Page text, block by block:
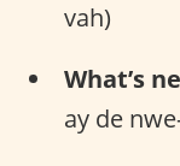
vah)
What’s
ay de